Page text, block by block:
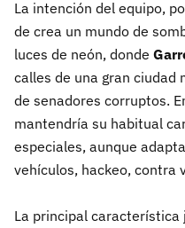
La intención del equipo,
de crea un mundo de
luces de neón, donde
calles de una gran ciudad
de senadores corruptos.
mantendría su habitual
especiales, aunque
vehículos, hackeo, contra
La principal característica